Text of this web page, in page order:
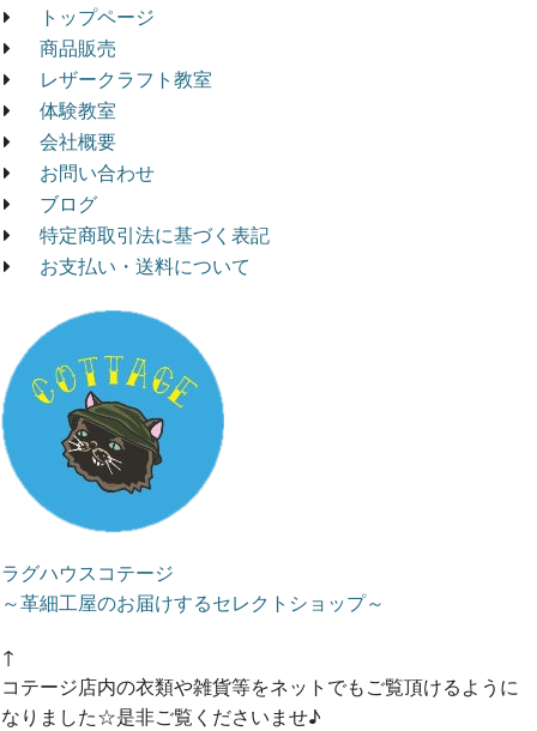
トップページ
商品販売
レザークラフト教室
体験教室
会社概要
お問い合わせ
ブログ
特定商取引法に基づく表記
お支払い・送料について
ラグハウスコテージ
～革細工屋のお届けするセレクトショップ～
↑
コテージ店内の衣類や雑貨等をネットでもご覧頂けるように
なりました☆是非ご覧くださいませ♪